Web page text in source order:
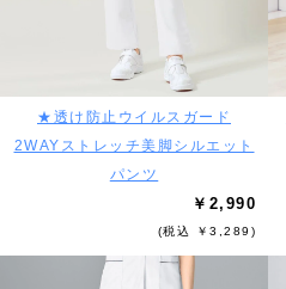
★透け防止ウイルスガード
2WAYストレッチ美脚シルエット
パンツ
￥2,990
(税込 ￥3,289)